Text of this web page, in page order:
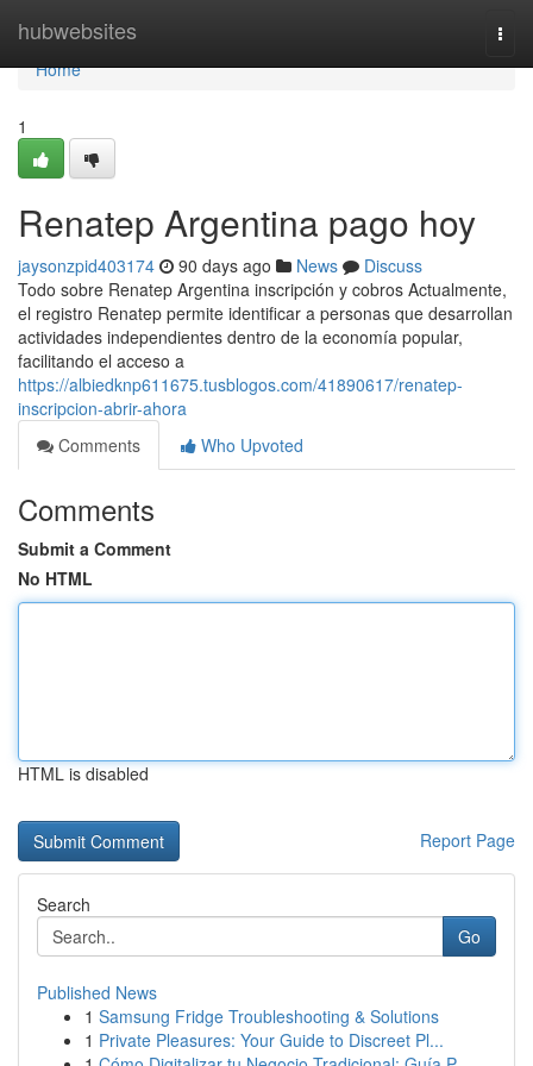
hubwebsites
Home
Home
1
Renatep Argentina pago hoy
jaysonzpid403174 90 days ago News
Discuss
Todo sobre Renatep Argentina inscripción y cobros Actualmente,
el registro Renatep permite identificar a personas que desarrollan
actividades independientes dentro de la economía popular,
facilitando el acceso a
https://albiedknp611675.tusblogos.com/41890617/renatep-
inscripcion-abrir-ahora
Comments
Who Upvoted
Comments
Submit a Comment
No HTML
HTML is disabled
Report Page
Search
Go
Published News
1 Samsung Fridge Troubleshooting & Solutions
1 Private Pleasures: Your Guide to Discreet Pl...